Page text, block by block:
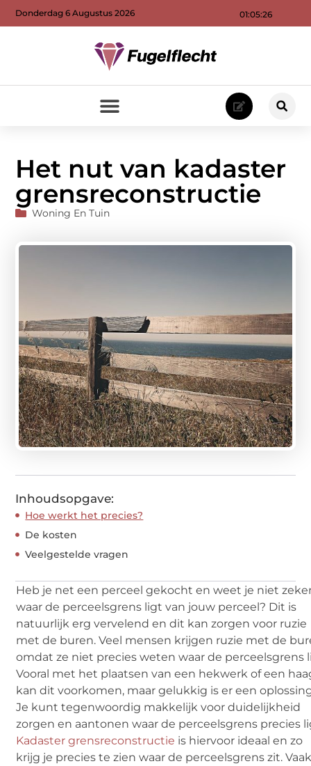
01:05:27
Donderdag 6 Augustus 2026
Het nut van kadaster
grensreconstructie
Woning En Tuin
Inhoudsopgave:
Hoe werkt het precies?
De kosten
Veelgestelde vragen
Heb je net een perceel gekocht en weet je niet
waar de perceelsgrens ligt van jouw perceel? Dit is
natuurlijk erg vervelend en dit kan zorgen voor ruzie
met de buren. Veel mensen krijgen ruzie met de
omdat ze niet precies weten waar de perceelsgrens
Vooral met het plaatsen van een hekwerk of een
kan dit voorkomen, maar gelukkig is er een
Je kunt tegenwoordig makkelijk voor duidelijkheid
zorgen en aantonen waar de perceelsgrens precies
Kadaster grensreconstructie is hiervoor ideaal en zo
krijg je precies te zien waar de perceelsgrens zit.